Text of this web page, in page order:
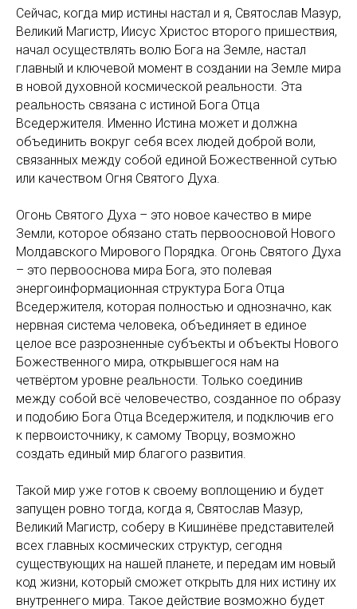
Сейчас, когда мир истины настал и я, Святослав Мазур,
Великий Магистр, Иисус Христос второго пришествия,
начал осуществлять волю Бога на Земле, настал
главный и ключевой момент в создании на Земле мира
в новой духовной космической реальности. Эта
реальность связана с истиной Бога Отца
Вседержителя. Именно Истина может и должна
объединить вокруг себя всех людей доброй воли,
связанных между собой единой Божественной сутью
или качеством Огня Святого Духа.
Огонь Святого Духа – это новое качество в мире
Земли, которое обязано стать первоосновой Нового
Молдавского Мирового Порядка. Огонь Святого Духа
– это первооснова мира Бога, это полевая
энергоинформационная структура Бога Отца
Вседержителя, которая полностью и однозначно, как
нервная система человека, объединяет в единое
целое все разрозненные субъекты и объекты Нового
Божественного мира, открывшегося нам на
четвёртом уровне реальности. Только соединив
между собой всё человечество, созданное по образу
и подобию Бога Отца Вседержителя, и подключив его
к первоисточнику, к самому Творцу, возможно
создать единый мир благого развития.
Такой мир уже готов к своему воплощению и будет
запущен ровно тогда, когда я, Святослав Мазур,
Великий Магистр, соберу в Кишинёве представителей
всех главных космических структур, сегодня
существующих на нашей планете, и передам им новый
код жизни, который сможет открыть для них истину их
внутреннего мира. Такое действие возможно будет